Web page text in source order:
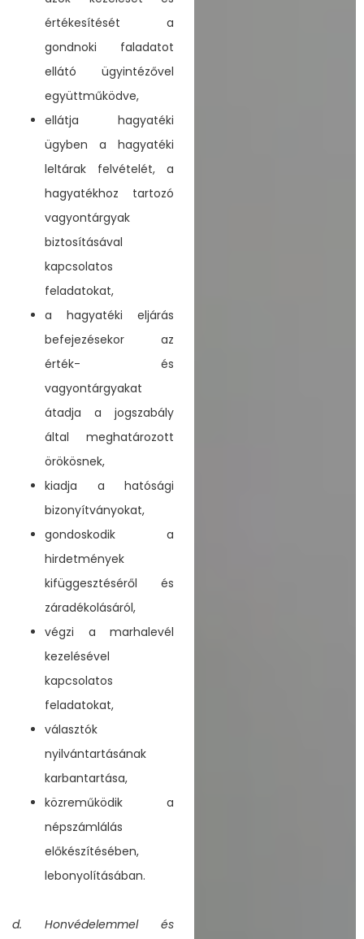
értékesítését a
gondnoki faladatot
ellátó ügyintézővel
együttműködve,
ellátja hagyatéki
ügyben a hagyatéki
leltárak felvételét, a
hagyatékhoz tartozó
vagyontárgyak
biztosításával
kapcsolatos
feladatokat,
a hagyatéki eljárás
befejezésekor az
érték- és
vagyontárgyakat
átadja a jogszabály
által meghatározott
örökösnek,
kiadja a hatósági
bizonyítványokat,
gondoskodik a
hirdetmények
kifüggesztéséről és
záradékolásáról,
végzi a marhalevél
kezelésével
kapcsolatos
feladatokat,
választók
nyilvántartásának
karbantartása,
közreműködik a
népszámlálás
előkészítésében,
lebonyolításában.
d. Honvédelemmel és